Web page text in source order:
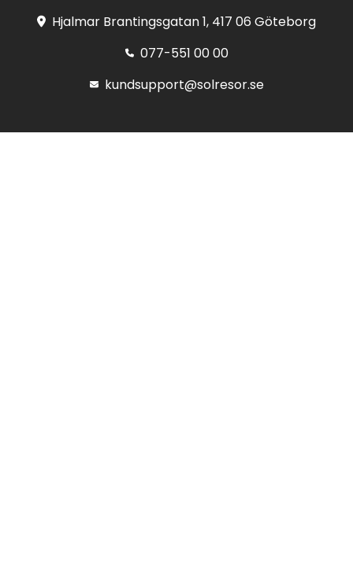
Hjalmar Brantingsgatan 1, 417 06 Göteborg
077-551 00 00
kundsupport@solresor.se